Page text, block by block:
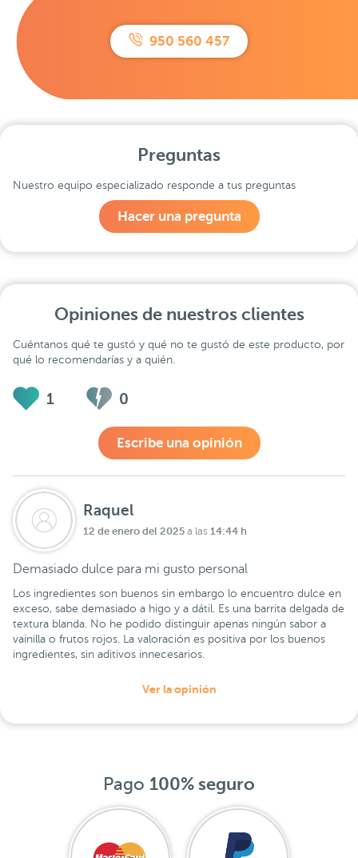
950 560 457
Preguntas
Nuestro equipo especializado responde a tus preguntas
Hacer una pregunta
Opiniones de nuestros clientes
Cuéntanos qué te gustó y qué no te gustó de este producto, por
qué lo recomendarías y a quién.
1 0
Escribe una opinión
Raquel
12 de enero del 2025 a las 14:44 h
Demasiado dulce para mi gusto personal
Los ingredientes son buenos sin embargo lo encuentro dulce en
exceso, sabe demasiado a higo y a dátil. Es una barrita delgada de
textura blanda. No he podido distinguir apenas ningún sabor a
vainilla o frutos rojos. La valoración es positiva por los buenos
ingredientes, sin aditivos innecesarios.
Ver la opinión
Pago 100% seguro